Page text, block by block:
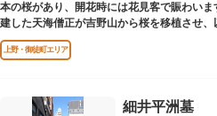
本の桜があり、開花時には花見客で賑わい
建した天海僧正が吉野山から桜を移植させ
て今日に及んでいます。
上野・御徒町エリア
細井平洲墓